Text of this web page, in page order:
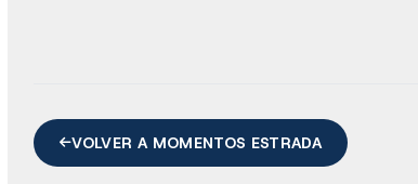
VOLVER A MOMENTOS ESTRADA